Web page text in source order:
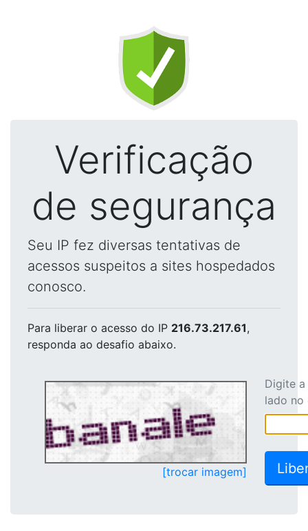
Verificação
de segurança
Seu IP fez diversas tentativas de
acessos suspeitos a sites hospedados
conosco.
Para liberar o acesso do IP 216.73.217.61,
responda ao desafio abaixo.
[trocar imagem]
Digite
lado no